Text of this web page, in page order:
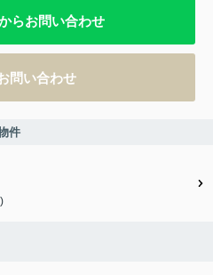
らお問い合わせ
問い合わせ
件